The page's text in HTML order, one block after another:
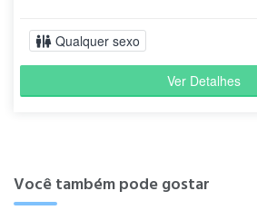
Qualquer sexo
Ver Detalhes
Você também pode gostar